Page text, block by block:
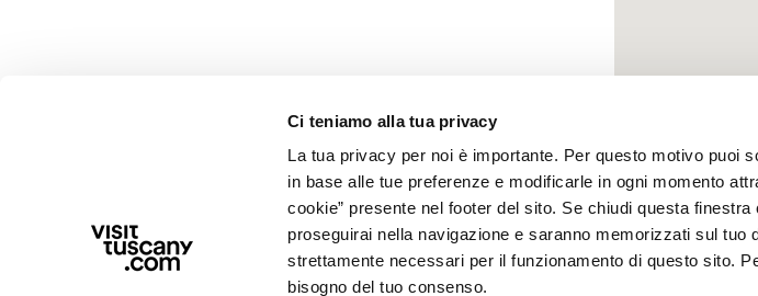
Ci teniamo alla tua privacy
La tua privacy per noi è importante. Per questo motivo puoi
in base alle tue preferenze e modificarle in ogni momento
cookie” presente nel footer del sito. Se chiudi questa
proseguirai nella navigazione e saranno memorizzati sul tuo
strettamente necessari per il funzionamento di questo sito.
bisogno del tuo consenso.